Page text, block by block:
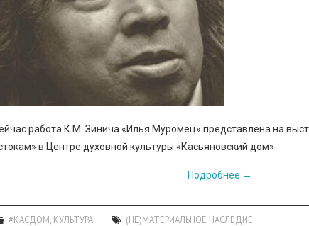
работа К.М. Зинича «Илья Муромец» представлена на
в Центре духовной культуры «Касьяновский дом»
Подробнее →
#КАСДОМ КУЛЬТУРА (НЕ)МАТЕРИАЛЬНОЕ НАСЛЕДИЕ